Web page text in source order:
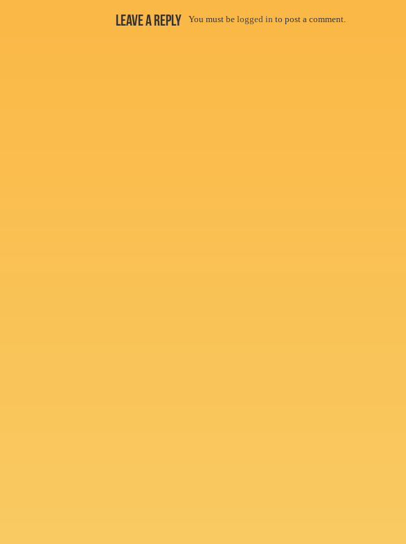
Leave a Reply You must be logged in to post a comment.